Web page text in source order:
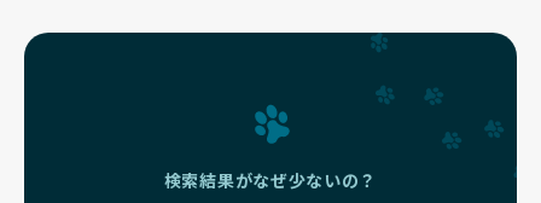
検索結果がなぜ少ないの？